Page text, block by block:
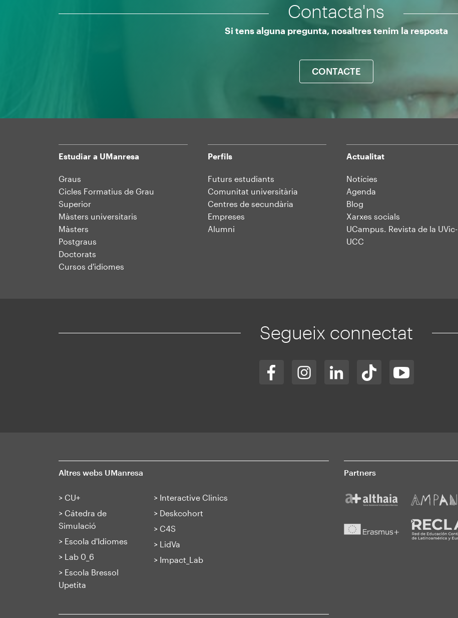
Contacta'ns
Si tens alguna pregunta, nosaltres tenim la resposta
CONTACTE
Mapa
web
Estudiar a UManresa
Graus
Cicles Formatius de Grau
Superior
Màsters universitaris
Màsters
Postgraus
Doctorats
Cursos d'idiomes
Perfils
Futurs estudiants
Comunitat universitària
Centres de secundària
Empreses
Alumni
Actualitat
Notícies
Agenda
Blog
Xarxes socials
UCampus. Revista de la UVic-
UCC
Segueix connectat
Altres webs UManresa
> CU+
> Cátedra de
Simulació
> Escola d'Idiomes
> Lab 0_6
> Escola Bressol
Upetita
> Interactive Clinics
> Deskcohort
> C4S
> LidVa
> Impact_Lab
Partners